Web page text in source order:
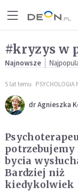
#kryzys w
Najnowsze
5 lat temu PSYCHOLOGIA
dr Agnieszka
bycia
Bardziej niż
kiedykolwiek